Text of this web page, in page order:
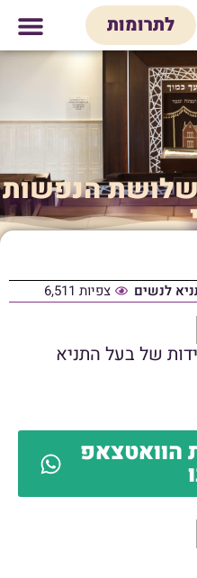
לתרומות
שלושת הנפשות
לנשים צפיות 6,511
של בעל התניא
הוואטצאפ